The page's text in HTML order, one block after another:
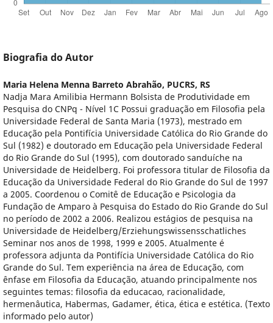
Biografia do Autor
Maria Helena Menna Barreto Abrahão, PUCRS, RS
Nadja Mara Amilibia Hermann Bolsista de Produtividade em
Pesquisa do CNPq - Nível 1C Possui graduação em Filosofia pela
Universidade Federal de Santa Maria (1973), mestrado em
Educação pela Pontifícia Universidade Católica do Rio Grande do
Sul (1982) e doutorado em Educação pela Universidade Federal
do Rio Grande do Sul (1995), com doutorado sanduíche na
Universidade de Heidelberg. Foi professora titular de Filosofia da
Educação da Universidade Federal do Rio Grande do Sul de 1997
a 2005. Coordenou o Comitê de Educação e Psicologia da
Fundação de Amparo à Pesquisa do Estado do Rio Grande do Sul
no período de 2002 a 2006. Realizou estágios de pesquisa na
Universidade de Heidelberg/Erziehungswissensschatliches
Seminar nos anos de 1998, 1999 e 2005. Atualmente é
professora adjunta da Pontifícia Universidade Católica do Rio
Grande do Sul. Tem experiência na área de Educação, com
ênfase em Filosofia da Educação, atuando principalmente nos
seguintes temas: filosofia da educacao, racionalidade,
hermenâutica, Habermas, Gadamer, ética, ética e estética. (Texto
informado pelo autor)